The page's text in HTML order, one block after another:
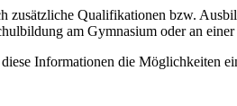
Qualifikationen bzw.
am Gymnasium oder an einer
Informationen die Möglichkeiten